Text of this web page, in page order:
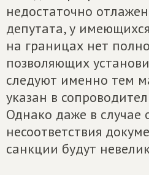
недостаточно
депутата, у
на границах нет
позволяющих
следуют именно тем
указан в
Однако даже в случае
несоответствия
санкции будут